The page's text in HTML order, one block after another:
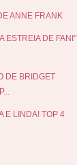
ANNE FRANK
ESTREIA DE FANI"
DE BRIDGET
E LINDA! TOP 4